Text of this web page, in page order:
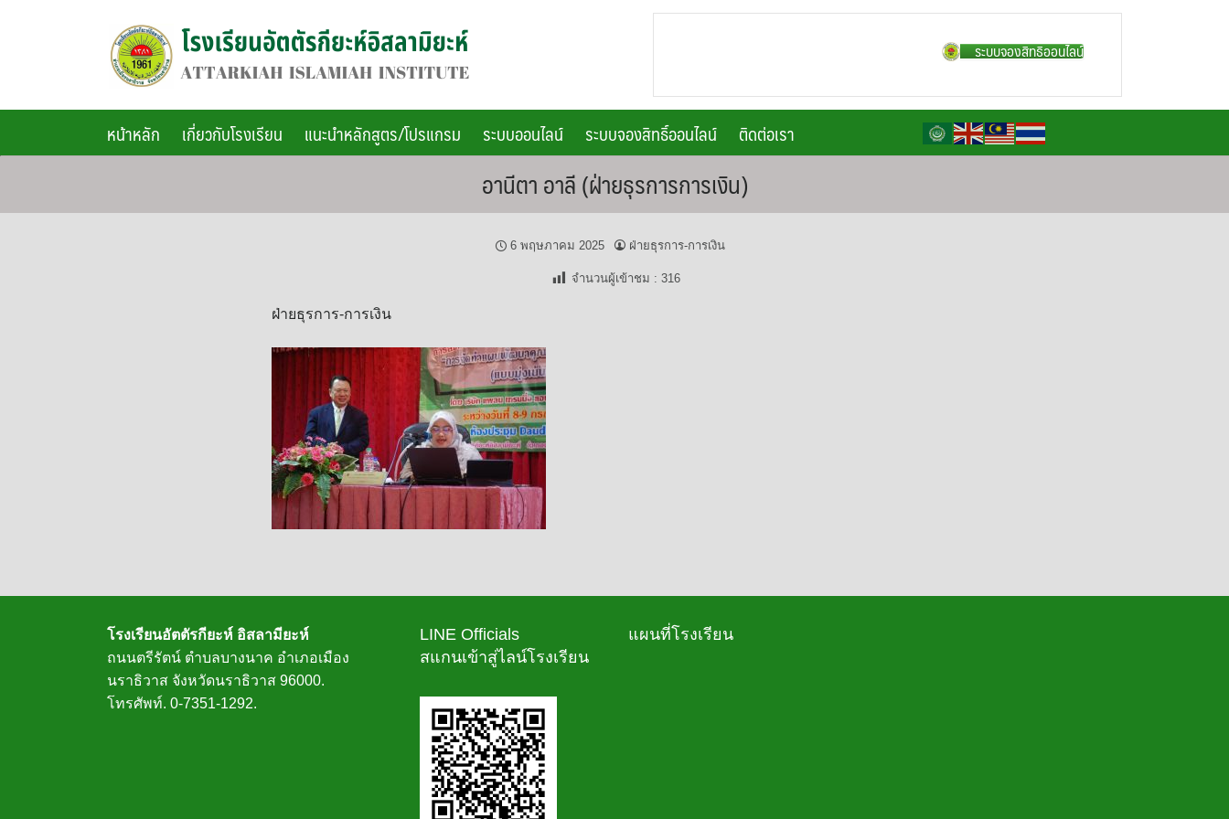
ระบบจองสิทธิออนไลน์
หน้าหลัก เกี่ยวกับโรงเรียน แนะนำหลักสูตร/โปรแกรม ระบบออนไลน์ ระบบจองสิทธิ์ออนไลน์ ติดต่อเรา
อานีตา อาลี (ฝ่ายธุรการการเงิน)
6 พฤษภาคม 2025 ฝ่ายธุรการ-การเงิน
จำนวนผู้เข้าชม : 316
ฝ่ายธุรการ-การเงิน
โรงเรียนอัตตัรกียะห์ อิสลามียะห์
ถนนตรีรัตน์ ตำบลบางนาค อำเภอเมือง
นราธิวาส จังหวัดนราธิวาส 96000.
โทรศัพท์. 0-7351-1292.
LINE Officials
สแกนเข้าสู่ไลน์โรงเรียน
แผนที่โรงเรียน